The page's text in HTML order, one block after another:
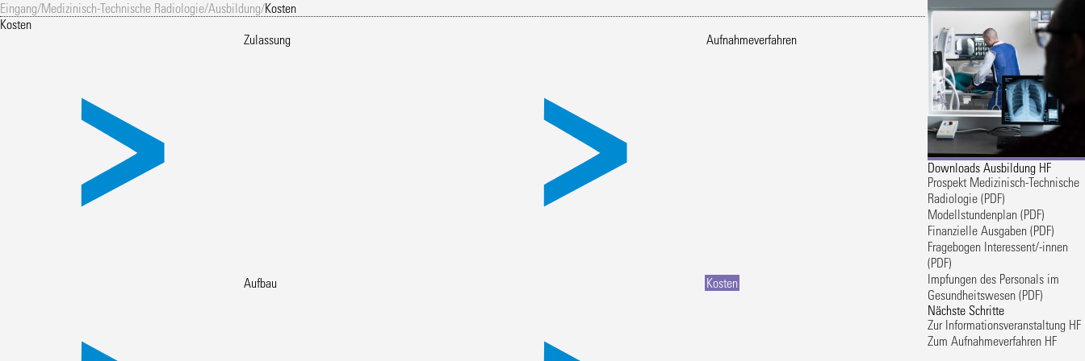
Eingang/Medizinisch-Technische Radiologie/Ausbildung/Kosten
Kosten
Zulassung
Aufnahmeverfahren
Aufbau Kosten
Downloads Ausbildung HF
Prospekt Medizinisch-Technische
Radiologie (PDF)
Modellstundenplan (PDF)
Finanzielle Ausgaben (PDF)
Fragebogen Interessent/-innen
(PDF)
Impfungen des Personals im
Gesundheitswesen (PDF)
Nächste Schritte
Zur Informationsveranstaltung HF
Zum Aufnahmeverfahren HF